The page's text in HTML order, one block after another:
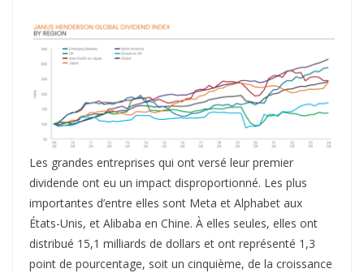
Les grandes entreprises qui ont versé leur premier
dividende ont eu un impact disproportionné. Les plus
importantes d’entre elles sont Meta et Alphabet aux
États-Unis, et Alibaba en Chine. À elles seules, elles ont
distribué 15,1 milliards de dollars et ont représenté 1,3
point de pourcentage, soit un cinquième, de la croissance